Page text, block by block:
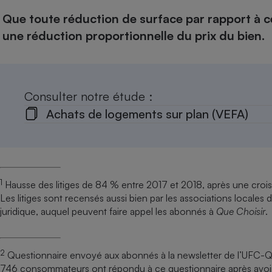
Que toute réduction de surface par rapport à
une réduction proportionnelle du prix du bien.
Consulter notre étude :
Achats de logements sur plan (VEFA)
1 Hausse des litiges de 84 % entre 2017 et 2018, après une
Les litiges sont recensés aussi bien par les associations
juridique, auquel peuvent faire appel les abonnés à Que Choisir.
2 Questionnaire envoyé aux abonnés à la newsletter de
746 consommateurs ont répondu à ce questionnaire après